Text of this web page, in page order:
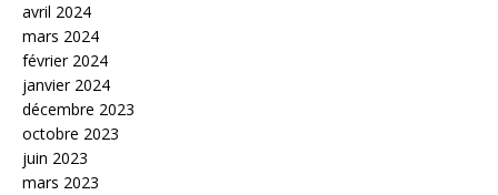
avril 2024
mars 2024
février 2024
janvier 2024
décembre 2023
octobre 2023
juin 2023
mars 2023